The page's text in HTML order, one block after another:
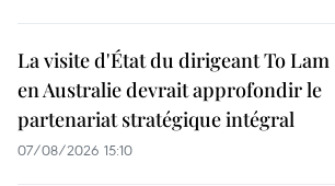
La visite d'État du dirigeant To Lam
en Australie devrait approfondir le
partenariat stratégique intégral
07/08/2026 15:10